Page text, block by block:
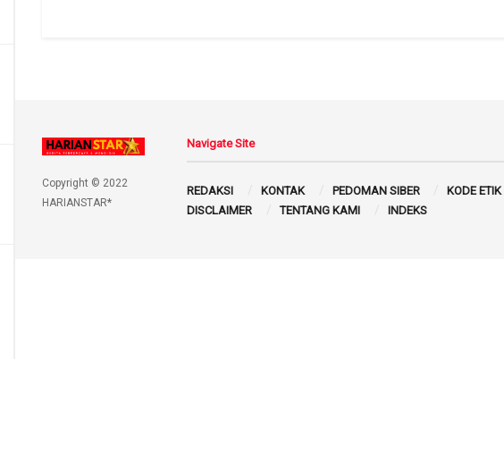
Copyright © 2022
HARIANSTAR*
Navigate Site
REDAKSI KONTAK PEDOMAN SIBER
KODE
DISCLAIMER
TENTANG KAMI INDEKS